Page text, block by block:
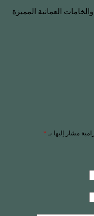
العمانية المميزة
مشار إليها بـ *